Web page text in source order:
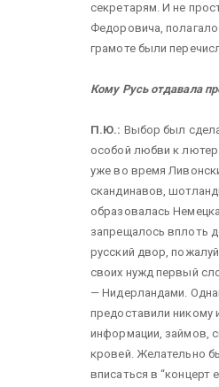
секретарям. И не
Федоровича,
грамоте были
Кому Русь отдавала
П.Ю.: Выбор был
особой любви к
уже во время
скандинавов,
образовалась
запрещалось вплоть
русский двор,
своих нужд первый
— Нидерландами.
предоставили никому
информации, займов,
кровей. Желательно
вписаться в “концерт